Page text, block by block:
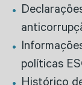
políticas